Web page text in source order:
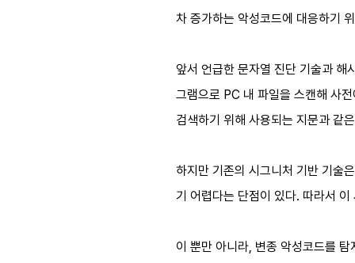
차 증가하는 악성코드에 대응하기
앞서 언급한 문자열 진단 기술과 해
그램으로 PC 내 파일을 스캔해 사
검색하기 위해 사용되는 지문과 같
하지만 기존의 시그니처 기반 기술
기 어렵다는 단점이 있다. 따라서
이 뿐만 아니라, 변종 악성코드를